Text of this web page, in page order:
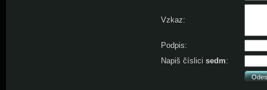
Vzkaz:
Podpis:
Napiš číslici sedm: